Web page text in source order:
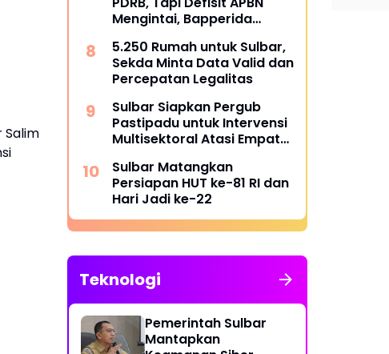
Salim
Mengintai, Bapperida
5.250 Rumah untuk Sulbar,
Sekda Minta Data Valid dan
Percepatan Legalitas
Sulbar Siapkan Pergub
Pastipadu untuk Intervensi
Multisektoral Atasi Empat
Sulbar Matangkan
Persiapan HUT ke-81 RI dan
Hari Jadi ke-22
Teknologi
Pemerintah Sulbar
Mantapkan